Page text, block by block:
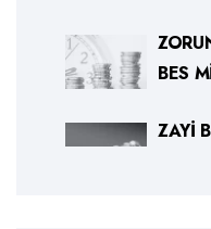
BES
ZAYI